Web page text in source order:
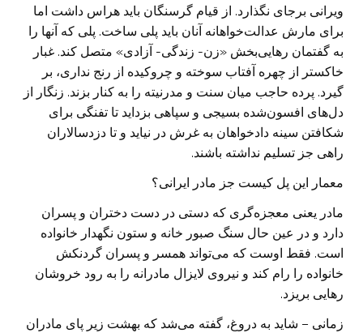
ویرانی برجای نگذارد. از قیام گرسنگان باید هراس داشت اما
برای مارش عدالت‌خواهانه آنان باید پلی ساخت. پلی که آنها را
به گفتمان رهایی‌بخش «زن- زندگی- آزادی» متصل کند. غبار
خاکستر از چهره ‌آفتاب سوخته و چروکیده از رنج نداری، بر
گیرد. پرده حاجب میان سنت و مدرنیته را به کنار بزند. زنگار از
دل‌های افسون‌شده بسیجی و سپاهی بزداید تا تفنگی برای
شکافتن سینه دادخواهان به غرش در نیاید و تا دزدسالاران
راهی جز تسلیم نداشته باشند.
معمار این پل کیست جز مادر ایرانی؟
مادر یعنی معجزه‌گری که دستی در دست دختران و پسران
دارد و در عین حال سنگ‌ صبور خانه و ستون نگهدار خانواده
است. فقط اوست که می‌تواند همسر و پسران گردنکش
خانواده را رام کند و نیروی لایزال مادرانه را به رود خروشان
رهایی بریزد.
زمانی – شاید به دروغ، گفته می‌شد که بهشت زیر پای مادران